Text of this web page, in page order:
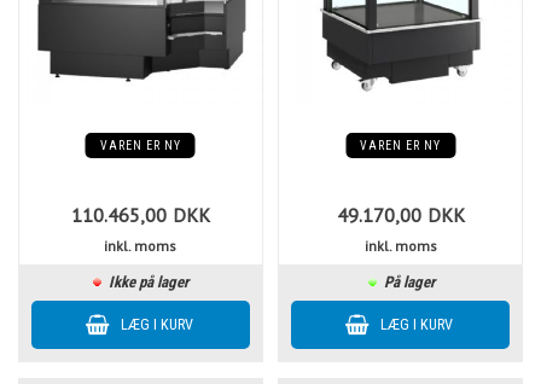
VAREN ER NY
110.465,00 DKK
inkl. moms
Ikke på lager
VAREN ER NY
49.170,00 DKK
inkl. moms
På lager